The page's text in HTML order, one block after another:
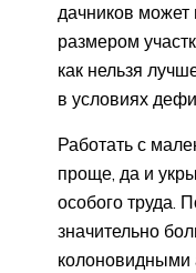
дачников может
размером
как нельзя
в условиях
Работать с
проще, да и
особого труда.
значительно
колоновидными